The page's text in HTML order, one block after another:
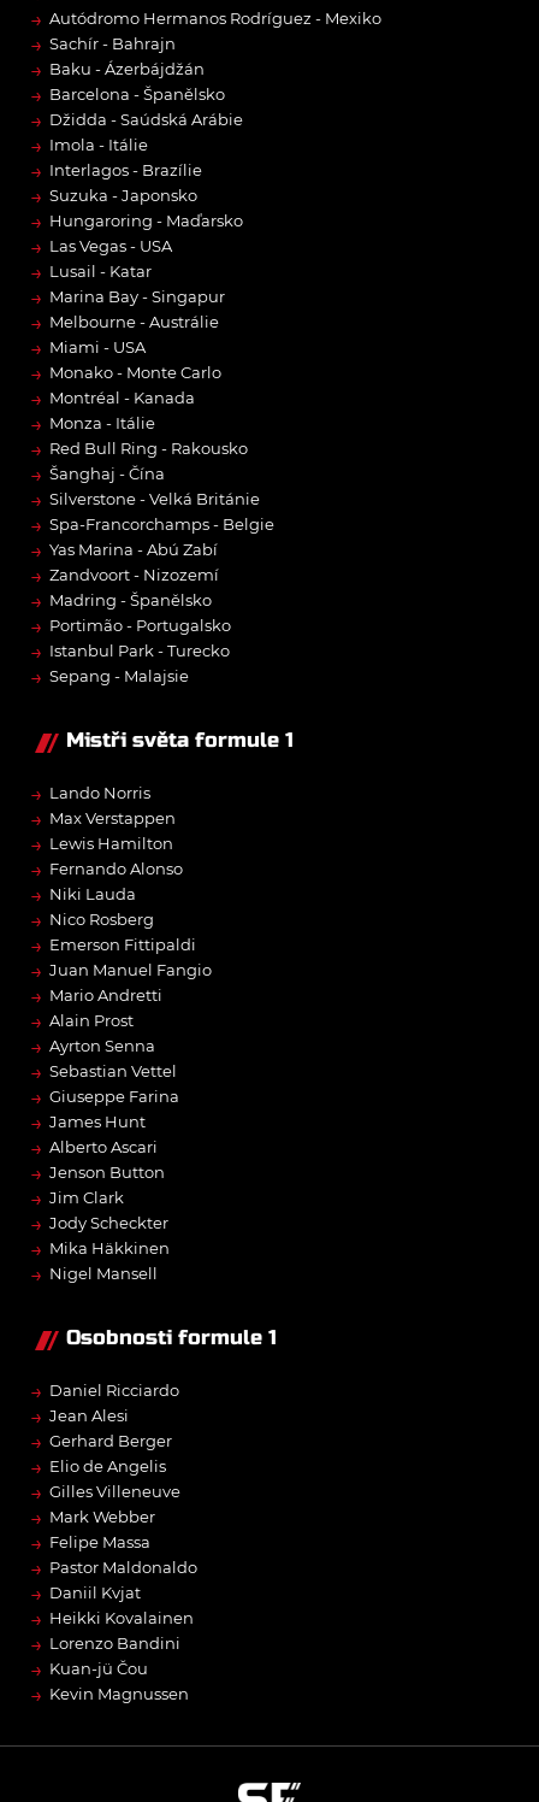
→ Autódromo Hermanos Rodríguez - Mexiko
→ Sachír - Bahrajn
→ Baku - Ázerbájdžán
→ Barcelona - Španělsko
→ Džidda - Saúdská Arábie
→ Imola - Itálie
→ Interlagos - Brazílie
→ Suzuka - Japonsko
→ Hungaroring - Maďarsko
→ Las Vegas - USA
→ Lusail - Katar
→ Marina Bay - Singapur
→ Melbourne - Austrálie
→ Miami - USA
→ Monako - Monte Carlo
→ Montréal - Kanada
→ Monza - Itálie
→ Red Bull Ring - Rakousko
→ Šanghaj - Čína
→ Silverstone - Velká Británie
→ Spa-Francorchamps - Belgie
→ Yas Marina - Abú Zabí
→ Zandvoort - Nizozemí
→ Madring - Španělsko
→ Portimão - Portugalsko
→ Istanbul Park - Turecko
→ Sepang - Malajsie
Mistři světa formule 1
→ Lando Norris
→ Max Verstappen
→ Lewis Hamilton
→ Fernando Alonso
→ Niki Lauda
→ Nico Rosberg
→ Emerson Fittipaldi
→ Juan Manuel Fangio
→ Mario Andretti
→ Alain Prost
→ Ayrton Senna
→ Sebastian Vettel
→ Giuseppe Farina
→ James Hunt
→ Alberto Ascari
→ Jenson Button
→ Jim Clark
→ Jody Scheckter
→ Mika Häkkinen
→ Nigel Mansell
Osobnosti formule 1
→ Daniel Ricciardo
→ Jean Alesi
→ Gerhard Berger
→ Elio de Angelis
→ Gilles Villeneuve
→ Mark Webber
→ Felipe Massa
→ Pastor Maldonaldo
→ Daniil Kvjat
→ Heikki Kovalainen
→ Lorenzo Bandini
→ Kuan-jü Čou
→ Kevin Magnussen